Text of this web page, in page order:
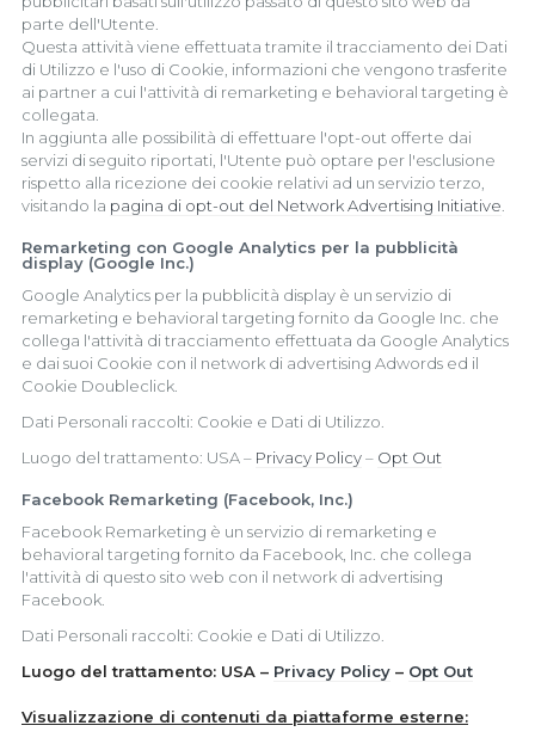
parte dell'Utente.
Questa attività viene effettuata tramite il tracciamento dei Dati
di Utilizzo e l'uso di Cookie, informazioni che vengono trasferite
ai partner a cui l'attività di remarketing e behavioral targeting è
collegata.
In aggiunta alle possibilità di effettuare l'opt-out offerte dai
servizi di seguito riportati, l'Utente può optare per l'esclusione
rispetto alla ricezione dei cookie relativi ad un servizio terzo,
visitando la pagina di opt-out del Network Advertising Initiative.
Remarketing con Google Analytics per la pubblicità
display (Google Inc.)
Google Analytics per la pubblicità display è un servizio di
remarketing e behavioral targeting fornito da Google Inc. che
collega l'attività di tracciamento effettuata da Google Analytics
e dai suoi Cookie con il network di advertising Adwords ed il
Cookie Doubleclick.
Dati Personali raccolti: Cookie e Dati di Utilizzo.
Luogo del trattamento: USA – Privacy Policy– Opt Out
Facebook Remarketing (Facebook, Inc.)
Facebook Remarketing è un servizio di remarketing e
behavioral targeting fornito da Facebook, Inc. che collega
l'attività di questo sito web con il network di advertising
Facebook.
Dati Personali raccolti: Cookie e Dati di Utilizzo.
Luogo del trattamento: USA – Privacy Policy – Opt Out
Visualizzazione di contenuti da piattaforme esterne: